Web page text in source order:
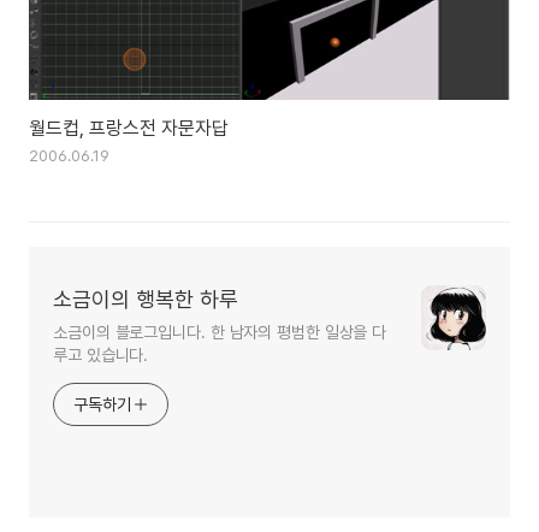
월드컵, 프랑스전 자문자답
2006.06.19
소금이의 행복한 하루
소금이의 블로그입니다. 한 남자의 평범한 일상을 다
루고 있습니다.
구독하기